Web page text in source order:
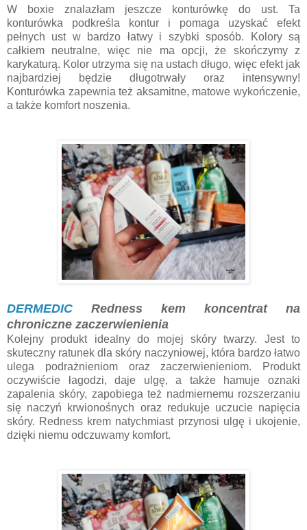
W boxie znalazłam jeszcze konturówkę do ust. Ta
konturówka podkreśla kontur i pomaga uzyskać efekt
pełnych ust w bardzo łatwy i szybki sposób. Kolory są
całkiem neutralne, więc nie ma opcji, że skończymy z
karykaturą. Kolor utrzyma się na ustach długo, więc efekt jak
najbardziej będzie długotrwały oraz intensywny!
Konturówka zapewnia też aksamitne, matowe wykończenie,
a także komfort noszenia.
DERMEDIC Redness kem koncentrat na
chroniczne zaczerwienienia
Kolejny produkt idealny do mojej skóry twarzy. Jest to
skuteczny ratunek dla skóry naczyniowej, która bardzo łatwo
ulega podrażnieniom oraz zaczerwienieniom. Produkt
oczywiście łagodzi, daje ulgę, a także hamuje oznaki
zapalenia skóry, zapobiega też nadmiernemu rozszerzaniu
się naczyń krwionośnych oraz redukuje uczucie napięcia
skóry. Redness krem natychmiast przynosi ulgę i ukojenie,
dzięki niemu odczuwamy komfort.